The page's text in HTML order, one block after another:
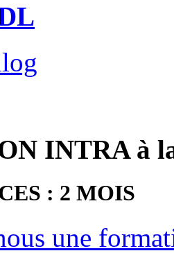
INTRA à
: 2 MOIS
une